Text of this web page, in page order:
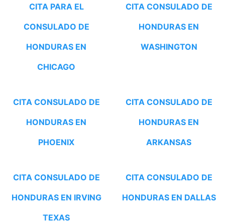
CITA PARA EL
CONSULADO DE
HONDURAS EN
CHICAGO
CITA CONSULADO DE
HONDURAS EN
WASHINGTON
CITA CONSULADO DE
HONDURAS EN
PHOENIX
CITA CONSULADO DE
HONDURAS EN
ARKANSAS
CITA CONSULADO DE
HONDURAS EN IRVING
TEXAS
CITA CONSULADO DE
HONDURAS EN DALLAS